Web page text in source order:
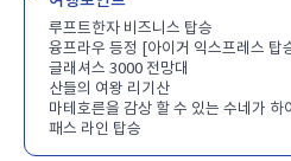
루프트한자 비즈니스 탑승
융프라우 등정 [아이거 익스프레스 탑
글래셔스 3000 전망대
산들의 여왕 리기산
마테호른을 감상 할 수 있는 수네가 하이킹 / 슈피츠 - 그슈
패스 라인 탑승